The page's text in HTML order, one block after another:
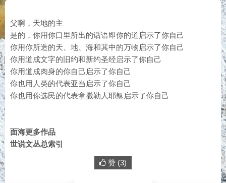
父啊，天地的主
是的，你用你口里所出的话语即你的道启示了你自己
你用你所造的天、地、海和其中的万物启示了你自己
你用道成文字的旧约和新约圣经启示了你自己
你用道成肉身的你自己启示了你自己
你也用人类的代表亚当启示了你自己
你也用你选民的代表拿撒勒人耶稣启示了你自己
面海更多作品
世说文丛总索引
赞 (3)